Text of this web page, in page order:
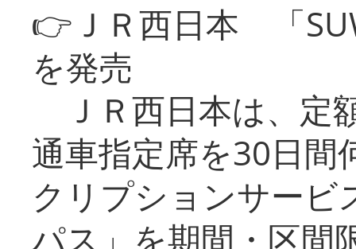
👉ＪＲ西日本 「
を発売
ＪＲ西日本は、定
通車指定席を30日間
クリプションサービ
パス」を期間・区間